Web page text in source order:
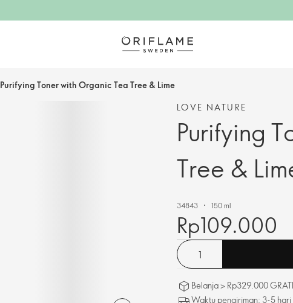
Purifying Toner with Organic Tea Tree & Lime
LOVE NATURE
Purifying
Tree &
34843 150 ml
Rp109.000
Belanja > Rp329.000
Waktu pengiriman: 3-5 hari